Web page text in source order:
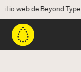
de Beyond Type 1 y